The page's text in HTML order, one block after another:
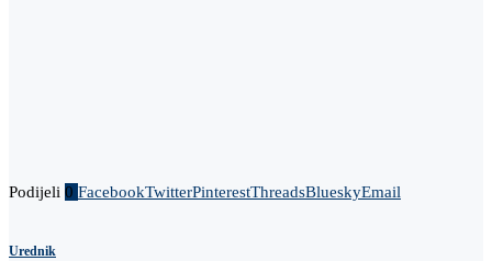
Podijeli 0 FacebookTwitterPinterestThreadsBlueskyEmail
Urednik